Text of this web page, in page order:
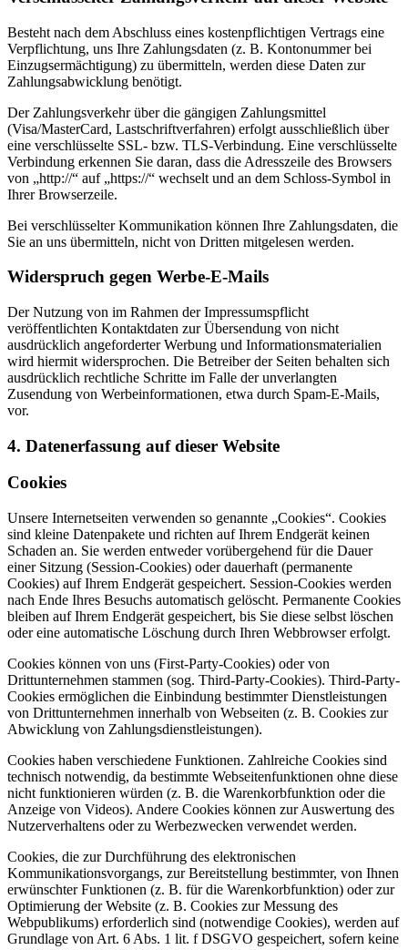
Besteht nach dem Abschluss eines kostenpflichtigen Vertrags eine
Verpflichtung, uns Ihre Zahlungsdaten (z. B. Kontonummer bei
Einzugsermächtigung) zu übermitteln, werden diese Daten zur
Zahlungsabwicklung benötigt.
Der Zahlungsverkehr über die gängigen Zahlungsmittel
(Visa/MasterCard, Lastschriftverfahren) erfolgt ausschließlich über
eine verschlüsselte SSL- bzw. TLS-Verbindung. Eine verschlüsselte
Verbindung erkennen Sie daran, dass die Adresszeile des Browsers
von „http://“ auf „https://“ wechselt und an dem Schloss-Symbol in
Ihrer Browserzeile.
Bei verschlüsselter Kommunikation können Ihre Zahlungsdaten, die
Sie an uns übermitteln, nicht von Dritten mitgelesen werden.
Widerspruch gegen Werbe-E-Mails
Der Nutzung von im Rahmen der Impressumspflicht
veröffentlichten Kontaktdaten zur Übersendung von nicht
ausdrücklich angeforderter Werbung und Informationsmaterialien
wird hiermit widersprochen. Die Betreiber der Seiten behalten sich
ausdrücklich rechtliche Schritte im Falle der unverlangten
Zusendung von Werbeinformationen, etwa durch Spam-E-Mails,
vor.
4. Datenerfassung auf dieser Website
Cookies
Unsere Internetseiten verwenden so genannte „Cookies“. Cookies
sind kleine Datenpakete und richten auf Ihrem Endgerät keinen
Schaden an. Sie werden entweder vorübergehend für die Dauer
einer Sitzung (Session-Cookies) oder dauerhaft (permanente
Cookies) auf Ihrem Endgerät gespeichert. Session-Cookies werden
nach Ende Ihres Besuchs automatisch gelöscht. Permanente Cookies
bleiben auf Ihrem Endgerät gespeichert, bis Sie diese selbst löschen
oder eine automatische Löschung durch Ihren Webbrowser erfolgt.
Cookies können von uns (First-Party-Cookies) oder von
Drittunternehmen stammen (sog. Third-Party-Cookies). Third-Party-
Cookies ermöglichen die Einbindung bestimmter Dienstleistungen
von Drittunternehmen innerhalb von Webseiten (z. B. Cookies zur
Abwicklung von Zahlungsdienstleistungen).
Cookies haben verschiedene Funktionen. Zahlreiche Cookies sind
technisch notwendig, da bestimmte Webseitenfunktionen ohne diese
nicht funktionieren würden (z. B. die Warenkorbfunktion oder die
Anzeige von Videos). Andere Cookies können zur Auswertung des
Nutzerverhaltens oder zu Werbezwecken verwendet werden.
Cookies, die zur Durchführung des elektronischen
Kommunikationsvorgangs, zur Bereitstellung bestimmter, von Ihnen
erwünschter Funktionen (z. B. für die Warenkorbfunktion) oder zur
Optimierung der Website (z. B. Cookies zur Messung des
Webpublikums) erforderlich sind (notwendige Cookies), werden auf
Grundlage von Art. 6 Abs. 1 lit. f DSGVO gespeichert, sofern keine